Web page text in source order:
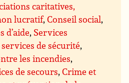
caritatives,
lucratif,Conseil social,
d’aide, Services
de sécurité,
les incendies,
de secours,Crime et